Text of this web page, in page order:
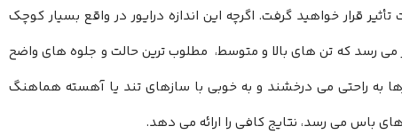
قرار خواهید گرفت. اگرچه این اندازه درایور در واقع بسیار کوچک
می رسد که تن های بالا و متوسط، ​​مطلوب ترین حالت و جلوه های واضح
به راحتی می درخشند و به خوبی با سازهای تند یا آهسته هماهنگ
باس می ‌رسد، نتایج کافی را ارائه می ‌دهد.